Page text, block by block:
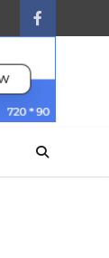
facebook